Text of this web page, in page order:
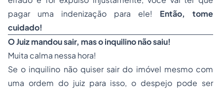
pagar uma indenização para ele! Então, tome
cuidado!
O Juiz mandou sair, mas o inquilino não saiu!
Muita calma nessa hora!
Se o inquilino não quiser sair do imóvel mesmo com
uma ordem do juiz para isso, o despejo pode ser